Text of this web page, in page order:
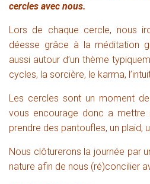
cercles avec nous.
Lors de chaque cercle, nous
déesse grâce à la méditation
aussi autour d’un thème
cycles, la sorcière, le karma,
Les cercles sont un moment
vous encourage donc a mettre
prendre des pantoufles, un plaid,
Nous clôturerons la journée par
nature afin de nous (ré)concilier